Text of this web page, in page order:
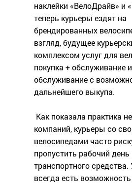
наклейки «ВелоДрайв» и
теперь курьеры ездят на
брендированных
взгляд, будущее
комплексом услуг для
покупка + обслуживание
обслуживание с
дальнейшего выкупа.
Как показала практика
компаний, курьеры со
велосипедами часто
пропустить рабочий
транспортного средства.
всегда есть